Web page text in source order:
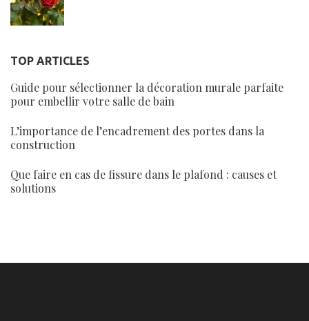
TOP ARTICLES
Guide pour sélectionner la décoration murale parfaite
pour embellir votre salle de bain
L’importance de l’encadrement des portes dans la
construction
Que faire en cas de fissure dans le plafond : causes et
solutions